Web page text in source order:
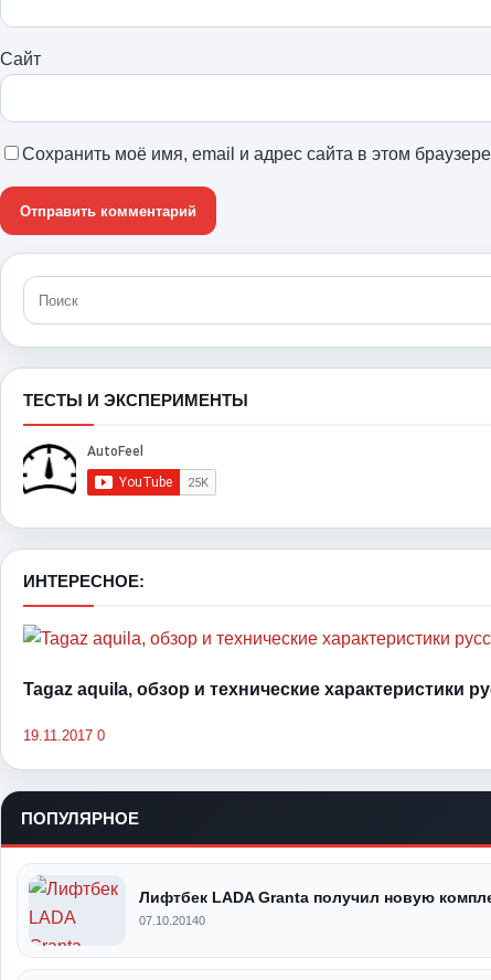
Сайт
Сохранить моё имя, email и адрес сайта в этом
ТЕСТЫ И ЭКСПЕРИМЕНТЫ
ИНТЕРЕСНОЕ:
Tagaz aquila, обзор и технические характеристики
19.11.2017 0
ПОПУЛЯРНОЕ
Лифтбек LADA Granta получил новую
07.10.20140